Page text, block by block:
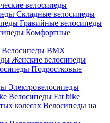
велосипеды
Складные велосипеды
Гравийные велосипеды
Комфортные
Велосипеды BMX
Женские велосипеды
Подростковые
Электровелосипеды
Велосипеды Fat bike
Велосипеды на